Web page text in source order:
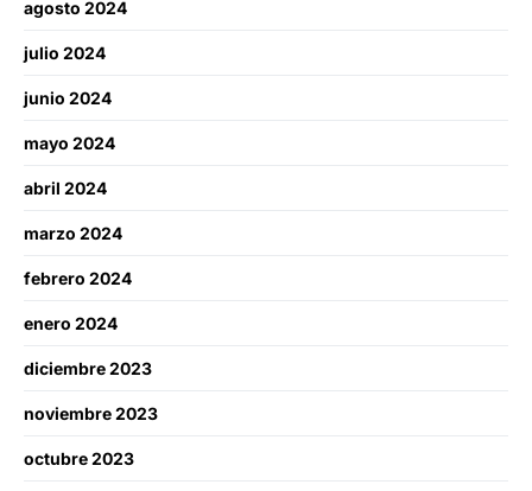
agosto 2024
julio 2024
junio 2024
mayo 2024
abril 2024
marzo 2024
febrero 2024
enero 2024
diciembre 2023
noviembre 2023
octubre 2023